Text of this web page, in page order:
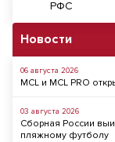
Новости
06 августа 2026
MCL и MCL PRO
03 августа 2026
Сборная России
пляжному футболу